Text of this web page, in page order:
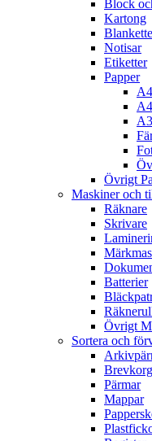
Block
Kartong
Notisar
Etiketter
Papper
A3
Övrigt
Maskiner och
Räknare
Skrivare
Batterier
Övrigt
Sortera och
Pärmar
Mappar